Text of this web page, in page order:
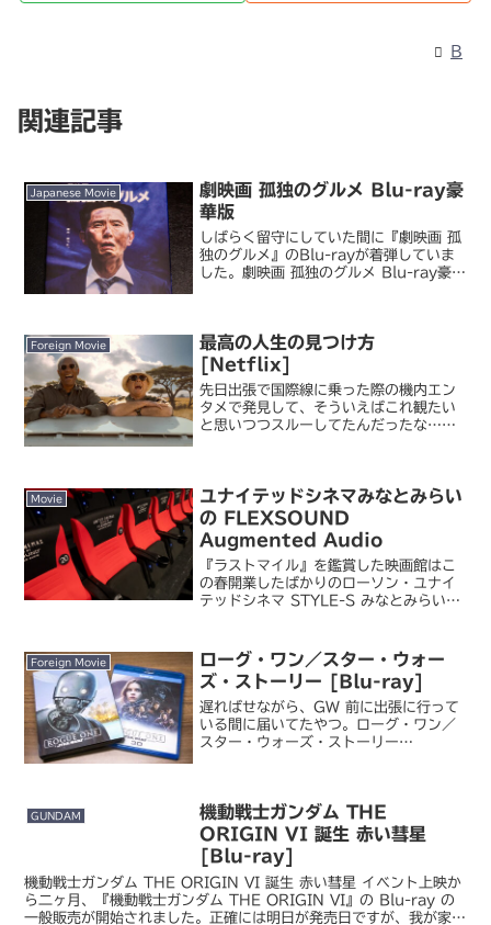
B
関連記事
Japanese Movie
劇映画 孤独のグルメ Blu-ray豪
華版
しばらく留守にしていた間に『劇映画 孤
独のグルメ』のBlu-rayが着弾していま
した。劇映画 孤独のグルメ Blu-ray豪華
Foreign Movie
最高の人生の見つけ方
[Netflix]
先日出張で国際線に乗った際の機内エン
タメで発見して、そういえばこれ観たい
と思いつつスルーしてたんだったな…と
う名優ダブルキ...
Movie
ユナイテッドシネマみなとみらい
の FLEXSOUND
Augmented Audio
『ラストマイル』を鑑賞した映画館はこ
の春開業したばかりのローソン・ユナイ
テッドシネマ STYLE-S みなとみらいで
IS みなとみらいの 5F。かつて屋内型動
物園・...
Foreign Movie
ローグ・ワン／スター・ウォー
ズ・ストーリー [Blu-ray]
遅ればせながら、GW 前に出張に行って
いる間に届いてたやつ。ローグ・ワン／
スター・ウォーズ・ストーリー
ズは新作...
GUNDAM
機動戦士ガンダム THE
ORIGIN VI 誕生 赤い彗星
[Blu-ray]
機動戦士ガンダム THE ORIGIN VI 誕生 赤い彗星 イベント上映か
ら二ヶ月、『機動戦士ガンダム THE ORIGIN VI』の Blu-ray の
一般販売が開始されました。正確には明日が発売日ですが、我が家に